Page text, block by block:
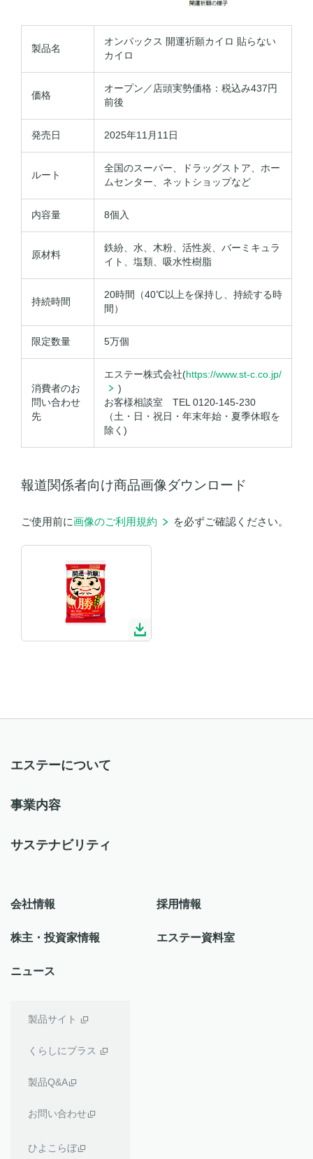
製品名
オンパックス 開運祈願カイロ 貼らない
カイロ
価格
オープン／店頭実勢価格：税込み437円
前後
発売日 2025年11月11日
ルート
全国のスーパー、ドラッグストア、ホー
ムセンター、ネットショップなど
内容量 8個入
原材料
鉄紛、水、木粉、活性炭、バーミキュラ
イト、塩類、吸水性樹脂
持続時間
20時間（40℃以上を保持し、持続する時
間）
限定数量 5万個
消費者のお
問い合わせ
先
エステー株式会社(https://www.st-c.co.jp/
)
お客様相談室 TEL 0120-145-230
（土・日・祝日・年末年始・夏季休暇を
除く)
報道関係者向け商品画像ダウンロード
ご使用前に画像のご利用規約 を必ずご確認ください。
エステーについて
事業内容
サステナビリティ
会社情報 採用情報
株主・投資家情報 エステー資料室
ニュース
製品サイト
くらしにプラス
製品Q&A
お問い合わせ
ひよこらぼ